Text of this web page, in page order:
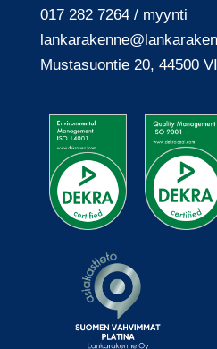
017 282 7264 / myynti
lankarakenne@
Mustasuontie 20, 44500